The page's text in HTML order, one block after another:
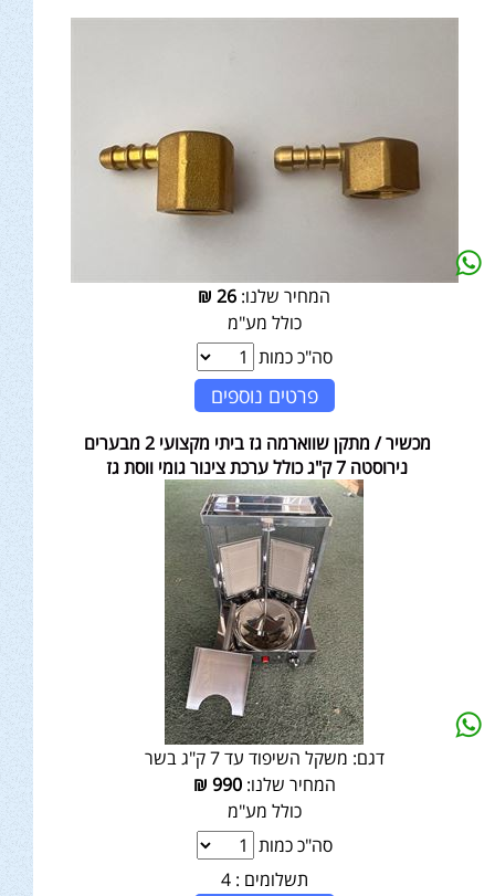
המחיר שלנו: 26
₪
כולל מע"מ
סה"כ כמות
פרטים נוספים
מכשיר / מתקן שווארמה גז ביתי מקצועי 2 מבערים
נירוסטה 7 ק"ג כולל ערכת צינור גומי ווסת גז
דגם: משקל השיפוד עד 7 ק"ג בשר
המחיר שלנו:990
₪
כולל מע"מ
סה"כ כמות
תשלומים : 4